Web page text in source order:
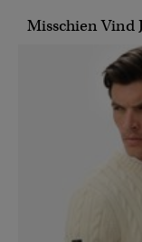
Misschien Vind